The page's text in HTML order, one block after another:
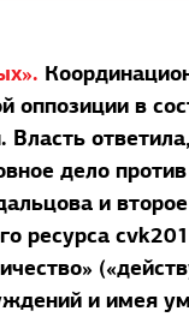
оппозиции в
Власть
дело
и
ресурса
и имея